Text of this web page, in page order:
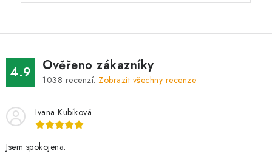
4.9 Ověřeno zákazníky
1038 recenzí. Zobrazit všechny recenze
Ivana Kubíková
Jsem spokojena.